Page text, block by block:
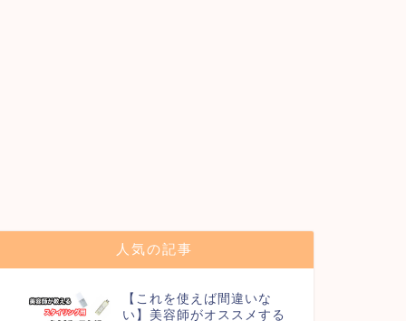
人気の記事
【これを使えば間違いな
い】美容師がオススメする